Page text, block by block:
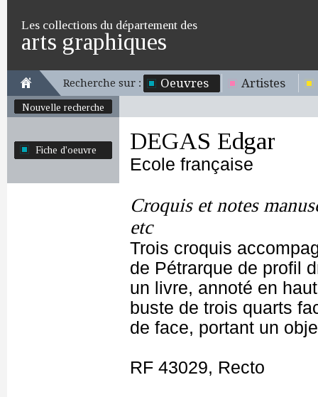
Les collections du département des
arts graphiques
Recherche sur : Oeuvres Artistes
Nouvelle recherche
Fiche d'oeuvre DEGAS Edgar
Ecole française
Croquis et notes
etc
Trois croquis
de Pétrarque de profil
un livre, annoté en
buste de trois quarts
de face, portant un
RF 43029, Recto